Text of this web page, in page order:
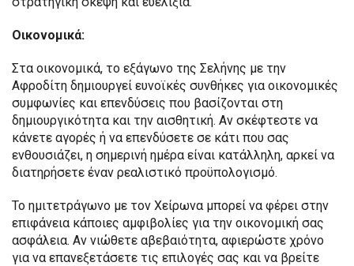
Οικονομικά:
Στα οικονομικά, το εξάγωνο της Σελήνης με την
Αφροδίτη δημιουργεί ευνοϊκές συνθήκες για οικονομικές
συμφωνίες και επενδύσεις που βασίζονται στη
δημιουργικότητα και την αισθητική. Αν σκέφτεστε να
κάνετε αγορές ή να επενδύσετε σε κάτι που σας
ενθουσιάζει, η σημερινή ημέρα είναι κατάλληλη, αρκεί να
διατηρήσετε έναν ρεαλιστικό προϋπολογισμό.
Το ημιτετράγωνο με τον Χείρωνα μπορεί να φέρει στην
επιφάνεια κάποιες αμφιβολίες για την οικονομική σας
ασφάλεια. Αν νιώθετε αβεβαιότητα, αφιερώστε χρόνο
για να επανεξετάσετε τις επιλογές σας και να βρείτε